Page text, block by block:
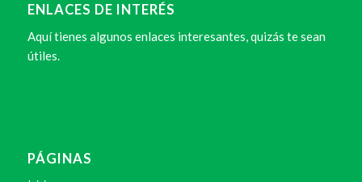
ENLACES DE INTERÉS
Aquí tienes algunos enlaces interesantes, quizás te sean
útiles.
PÁGINAS